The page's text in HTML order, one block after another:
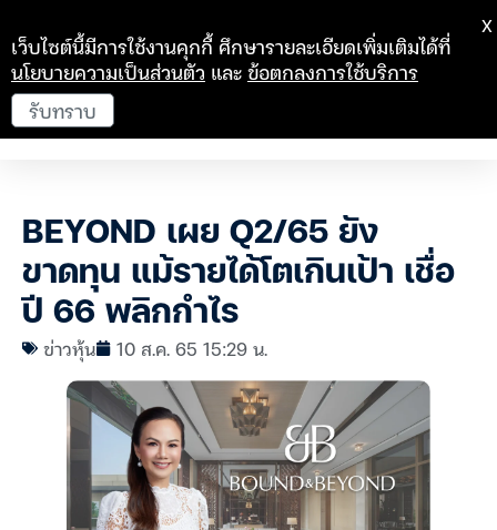
BEYOND เผย Q2/65 ยัง
ขาดทุน แม้รายได้โตเกินเป้า เชื่อ
ปี 66 พลิกกำไร
ข่าวหุ้น 10 ส.ค. 65 15:29 น.
เว็บไซต์นี้มีการใช้งานคุกกี้ ศึกษารายละเอียดเพิ่มเติมได้ที่
นโยบายความเป็นส่วนตัว และข้อตกลงการใช้บริการ
รับทราบ
X